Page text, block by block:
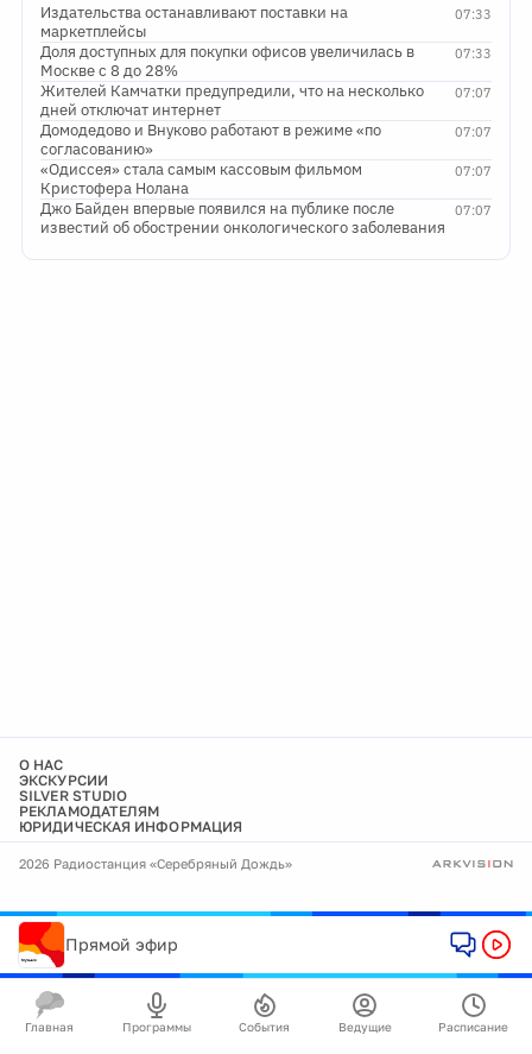
07:33
Издательства останавливают поставки на
маркетплейсы
07:33
Доля доступных для покупки офисов увеличилась в
Москве с 8 до 28%
07:07
Жителей Камчатки предупредили, что на несколько
дней отключат интернет
07:07
Домодедово и Внуково работают в режиме «по
согласованию»
07:07
«Одиссея» стала самым кассовым фильмом
Кристофера Нолана
07:07
Джо Байден впервые появился на публике после
известий об обострении онкологического заболевания
О НАС
ЭКСКУРСИИ
SILVER STUDIO
РЕКЛАМОДАТЕЛЯМ
ЮРИДИЧЕСКАЯ ИНФОРМАЦИЯ
2026 Радиостанция «Серебряный Дождь»
Прямой эфир
Главная Программы События Ведущие Расписание